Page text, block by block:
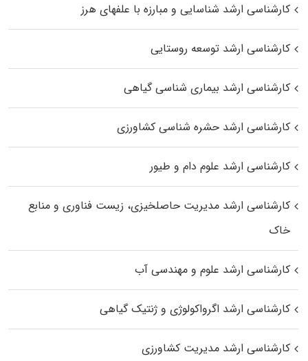
کارشناسی ارشد شناسایی و مبارزه با علفهای هرز
کارشناسی ارشد توسعه روستایی
کارشناسی ارشد بیماری‌ شناسی گیاهی
کارشناسی ارشد حشره‌ شناسی کشاورزی
کارشناسی ارشد علوم دام و طیور
کارشناسی ارشد مدیریت حاصلخیزی، زیست فناوری و منابع
خاک
کارشناسی ارشد علوم و مهندسی آب
کارشناسی ارشد اگرواکولوژی و ژنتیک گیاهی
کارشناسی ارشد مدیریت کشاورزی